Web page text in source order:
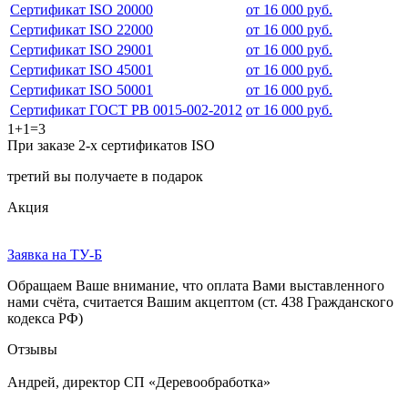
Сертификат ISO 20000
от 16 000 руб.
Сертификат ISO 22000
от 16 000 руб.
Сертификат ISO 29001
от 16 000 руб.
Сертификат ISO 45001
от 16 000 руб.
Сертификат ISO 50001
от 16 000 руб.
Сертификат ГОСТ РВ 0015-002-2012 от 16 000 руб.
1+1=3
При заказе 2-х сертификатов ISO
третий вы получаете в подарок
Акция
Заявка на ТУ-Б
Обращаем Ваше внимание, что оплата Вами выставленного
нами счёта, считается Вашим акцептом (ст. 438 Гражданского
кодекса РФ)
Отзывы
Андрей, директор СП «Деревообработка»